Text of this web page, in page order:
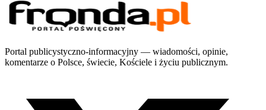
Portal publicystyczno-informacyjny — wiadomości, opinie,
komentarze o Polsce, świecie, Kościele i życiu publicznym.